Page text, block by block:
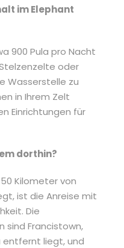
im Elephant
900 Pula pro Nacht
oder
Wasserstelle zu
in Ihrem Zelt
Einrichtungen für
dorthin?
Kilometer von
ist die Anreise mit
Die
sind Francistown,
entfernt liegt, und